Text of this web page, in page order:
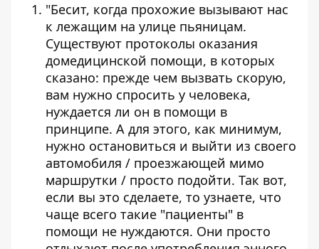
"Бесит, когда прохожие вызывают нас
к лежащим на улице пьяницам.
Существуют протоколы оказания
домедицинской помощи, в которых
сказано: прежде чем вызвать скорую,
вам нужно спросить у человека,
нуждается ли он в помощи в
принципе. А для этого, как минимум,
нужно остановиться и выйти из своего
автомобиля / проезжающей мимо
маршрутки / просто подойти. Так вот,
если вы это сделаете, то узнаете, что
чаще всего такие "пациенты" в
помощи не нуждаются. Они просто